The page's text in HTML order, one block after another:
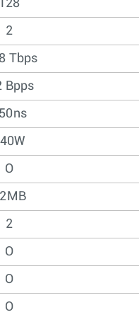
128
2
Tbps
Bpps
O
2
O
O
O